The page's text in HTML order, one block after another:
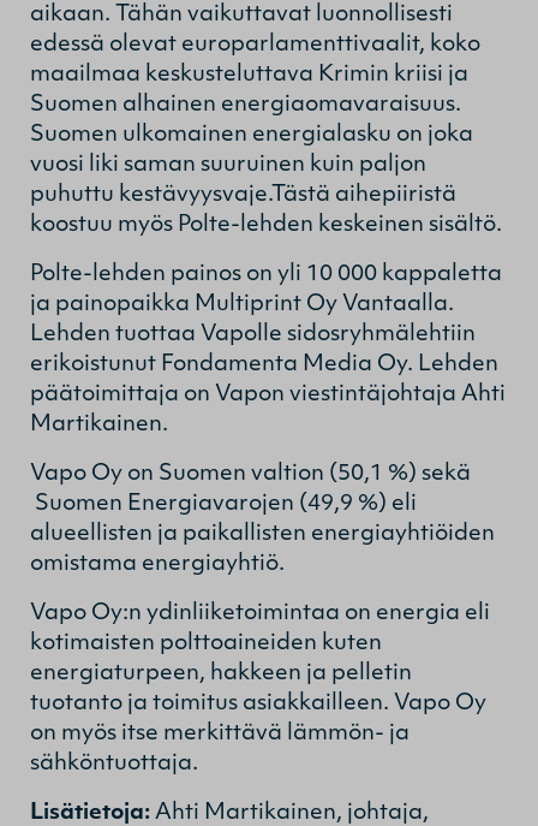
aikaan. Tähän vaikuttavat luonnollisesti
edessä olevat europarlamenttivaalit, koko
maailmaa keskusteluttava Krimin kriisi ja
Suomen alhainen energiaomavaraisuus.
Suomen ulkomainen energialasku on joka
vuosi liki saman suuruinen kuin paljon
puhuttu kestävyysvaje.Tästä aihepiiristä
koostuu myös Polte-lehden keskeinen sisältö.
Polte-lehden painos on yli 10 000 kappaletta
ja painopaikka Multiprint Oy Vantaalla.
Lehden tuottaa Vapolle sidosryhmälehtiin
erikoistunut Fondamenta Media Oy. Lehden
päätoimittaja on Vapon viestintäjohtaja Ahti
Martikainen.
Vapo Oy on Suomen valtion (50,1 %) sekä
Suomen Energiavarojen (49,9 %) eli
alueellisten ja paikallisten energiayhtiöiden
omistama energiayhtiö.
Vapo Oy:n ydinliiketoimintaa on energia eli
kotimaisten polttoaineiden kuten
energiaturpeen, hakkeen ja pelletin
tuotanto ja toimitus asiakkailleen. Vapo Oy
on myös itse merkittävä lämmön- ja
sähköntuottaja.
Lisätietoja: Ahti Martikainen, johtaja,